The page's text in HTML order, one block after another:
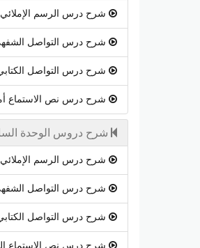
شرح درس الرسم
شرح درس التواصل
شرح درس التواصل
شرح درس نص الاستماع
شرح دروس الوحدة
شرح درس الرسم
شرح درس التواصل
شرح درس التواصل
شرح درس نص الاستماع